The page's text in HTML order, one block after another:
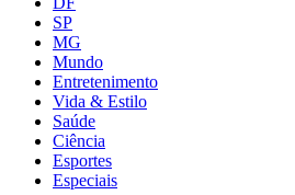
SP
MG
Mundo
Entretenimento
Vida & Estilo
Saúde
Ciência
Esportes
Especiais